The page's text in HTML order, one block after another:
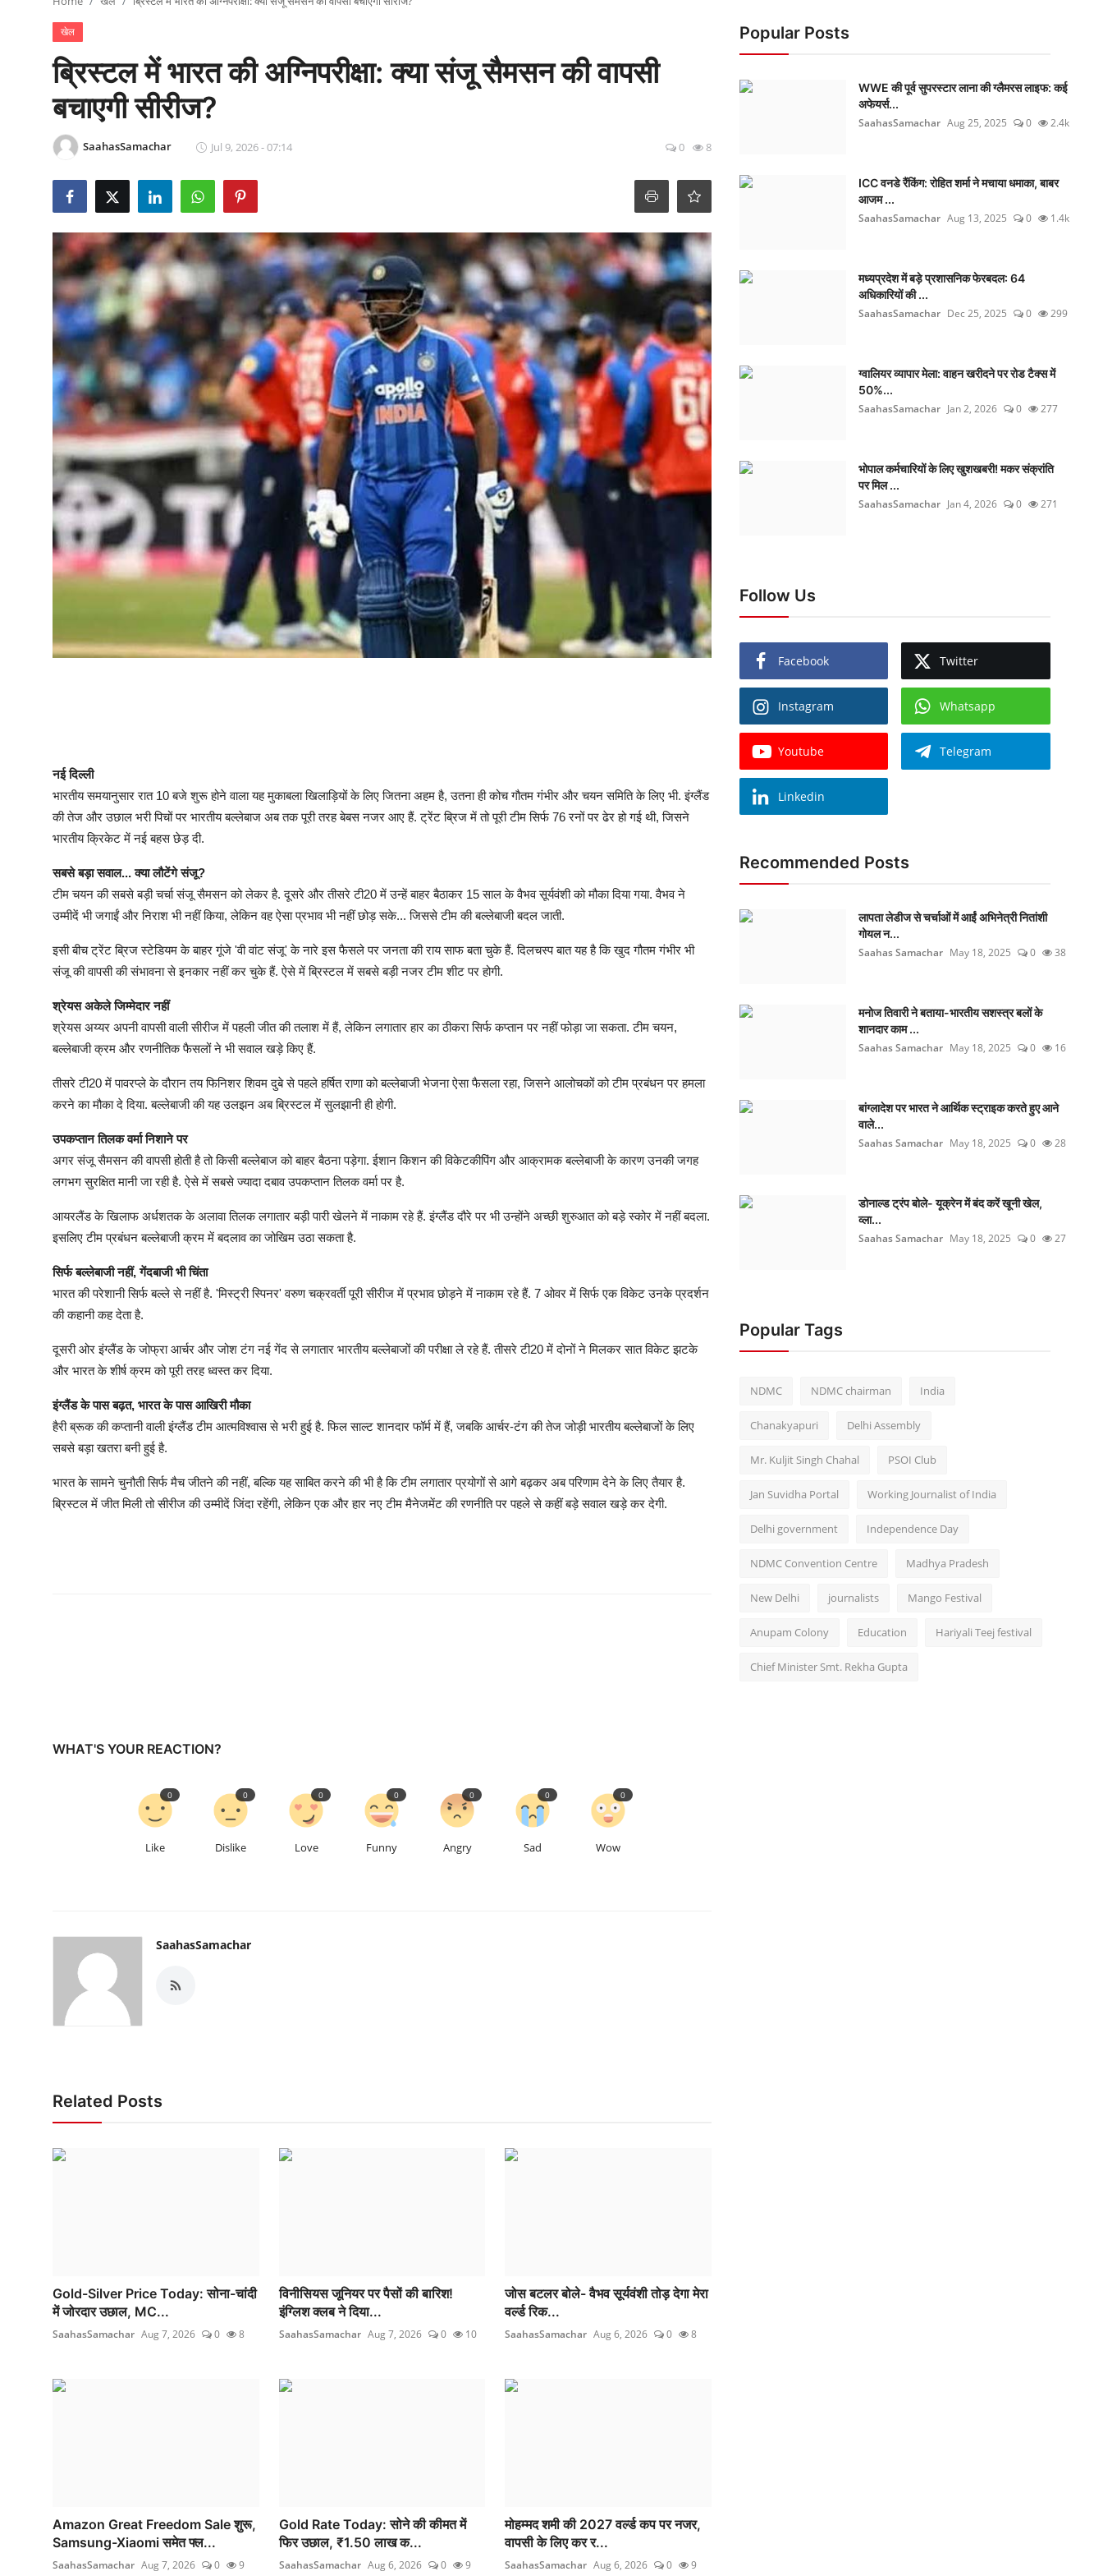
खेल
ब्रिस्टल में भारत की अग्निपरीक्षा: क्या संजू सैमसन की वापसी
बचाएगी सीरीज?
SaahasSamachar Jul 9, 2026 - 07:14 0 8
नई दिल्ली
भारतीय समयानुसार रात 10 बजे शुरू होने वाला यह मुकाबला खिलाड़ियों के लिए जितना अहम है, उतना ही कोच गौतम गंभीर और चयन समिति के लिए भी. इंग्लैंड
की तेज और उछाल भरी पिचों पर भारतीय बल्लेबाज अब तक पूरी तरह बेबस नजर आए हैं. ट्रेंट ब्रिज में तो पूरी टीम सिर्फ 76 रनों पर ढेर हो गई थी, जिसने
भारतीय क्रिकेट में नई बहस छेड़ दी.
सबसे बड़ा सवाल... क्या लौटेंगे संजू?
टीम चयन की सबसे बड़ी चर्चा संजू सैमसन को लेकर है. दूसरे और तीसरे टी20 में उन्हें बाहर बैठाकर 15 साल के वैभव सूर्यवंशी को मौका दिया गया. वैभव ने
उम्मीदें भी जगाईं और निराश भी नहीं किया, लेकिन वह ऐसा प्रभाव भी नहीं छोड़ सके... जिससे टीम की बल्लेबाजी बदल जाती.
इसी बीच ट्रेंट ब्रिज स्टेडियम के बाहर गूंजे 'वी वांट संजू' के नारे इस फैसले पर जनता की राय साफ बता चुके हैं. दिलचस्प बात यह है कि खुद गौतम गंभीर भी
संजू की वापसी की संभावना से इनकार नहीं कर चुके हैं. ऐसे में ब्रिस्टल में सबसे बड़ी नजर टीम शीट पर होगी.
श्रेयस अकेले जिम्मेदार नहीं
श्रेयस अय्यर अपनी वापसी वाली सीरीज में पहली जीत की तलाश में हैं, लेकिन लगातार हार का ठीकरा सिर्फ कप्तान पर नहीं फोड़ा जा सकता. टीम चयन,
बल्लेबाजी क्रम और रणनीतिक फैसलों ने भी सवाल खड़े किए हैं.
तीसरे टी20 में पावरप्ले के दौरान तय फिनिशर शिवम दुबे से पहले हर्षित राणा को बल्लेबाजी भेजना ऐसा फैसला रहा, जिसने आलोचकों को टीम प्रबंधन पर हमला
करने का मौका दे दिया. बल्लेबाजी की यह उलझन अब ब्रिस्टल में सुलझानी ही होगी.
उपकप्तान तिलक वर्मा निशाने पर
अगर संजू सैमसन की वापसी होती है तो किसी बल्लेबाज को बाहर बैठना पड़ेगा. ईशान किशन की विकेटकीपिंग और आक्रामक बल्लेबाजी के कारण उनकी जगह
लगभग सुरक्षित मानी जा रही है. ऐसे में सबसे ज्यादा दबाव उपकप्तान तिलक वर्मा पर है.
आयरलैंड के खिलाफ अर्धशतक के अलावा तिलक लगातार बड़ी पारी खेलने में नाकाम रहे हैं. इंग्लैंड दौरे पर भी उन्होंने अच्छी शुरुआत को बड़े स्कोर में नहीं बदला.
इसलिए टीम प्रबंधन बल्लेबाजी क्रम में बदलाव का जोखिम उठा सकता है.
सिर्फ बल्लेबाजी नहीं, गेंदबाजी भी चिंता
भारत की परेशानी सिर्फ बल्ले से नहीं है. 'मिस्ट्री स्पिनर' वरुण चक्रवर्ती पूरी सीरीज में प्रभाव छोड़ने में नाकाम रहे हैं. 7 ओवर में सिर्फ एक विकेट उनके प्रदर्शन
की कहानी कह देता है.
दूसरी ओर इंग्लैंड के जोफ्रा आर्चर और जोश टंग नई गेंद से लगातार भारतीय बल्लेबाजों की परीक्षा ले रहे हैं. तीसरे टी20 में दोनों ने मिलकर सात विकेट झटके
और भारत के शीर्ष क्रम को पूरी तरह ध्वस्त कर दिया.
इंग्लैंड के पास बढ़त, भारत के पास आखिरी मौका
हैरी ब्रूक की कप्तानी वाली इंग्लैंड टीम आत्मविश्वास से भरी हुई है. फिल साल्ट शानदार फॉर्म में हैं, जबकि आर्चर-टंग की तेज जोड़ी भारतीय बल्लेबाजों के लिए
सबसे बड़ा खतरा बनी हुई है.
भारत के सामने चुनौती सिर्फ मैच जीतने की नहीं, बल्कि यह साबित करने की भी है कि टीम लगातार प्रयोगों से आगे बढ़कर अब परिणाम देने के लिए तैयार है.
ब्रिस्टल में जीत मिली तो सीरीज की उम्मीदें जिंदा रहेंगी, लेकिन एक और हार नए टीम मैनेजमेंट की रणनीति पर पहले से कहीं बड़े सवाल खड़े कर देगी.
WHAT'S YOUR REACTION?
Like
0
Dislike
0
Love
0
Funny
0
Angry
0
Sad
0
Wow
0
SaahasSamachar
Related Posts
Gold-Silver Price Today: सोना-चांदी
में जोरदार उछाल, MC...
SaahasSamachar Aug 7, 2026 0 8
विनीसियस जूनियर पर पैसों की बारिश!
इंग्लिश क्लब ने दिया...
SaahasSamachar Aug 7, 2026 0 10
जोस बटलर बोले- वैभव सूर्यवंशी तोड़ देगा मेरा
वर्ल्ड रिक...
SaahasSamachar Aug 6, 2026 0 8
Amazon Great Freedom Sale शुरू,
Samsung-Xiaomi समेत फ्ल...
SaahasSamachar Aug 7, 2026 0 9
Gold Rate Today: सोने की कीमत में
फिर उछाल, ₹1.50 लाख क...
SaahasSamachar Aug 6, 2026 0 9
मोहम्मद शमी की 2027 वर्ल्ड कप पर नजर,
वापसी के लिए कर र...
SaahasSamachar Aug 6, 2026 0 9
Popular Posts
WWE की पूर्व सुपरस्टार लाना की ग्लैमरस लाइफ: कई
अफेयर्स...
SaahasSamachar Aug 25, 2025 0 2.4k
ICC वनडे रैंकिंग: रोहित शर्मा ने मचाया धमाका, बाबर
आजम ...
SaahasSamachar Aug 13, 2025 0 1.4k
मध्यप्रदेश में बड़े प्रशासनिक फेरबदल: 64
अधिकारियों की ...
SaahasSamachar Dec 25, 2025 0 299
ग्वालियर व्यापार मेला: वाहन खरीदने पर रोड टैक्स में
50%...
SaahasSamachar Jan 2, 2026 0 277
भोपाल कर्मचारियों के लिए खुशखबरी! मकर संक्रांति
पर मिल ...
SaahasSamachar Jan 4, 2026 0 271
Follow Us
Facebook Twitter
Instagram Whatsapp
Youtube Telegram
Linkedin
Recommended Posts
लापता लेडीज से चर्चाओं में आईं अभिनेत्री नितांशी
गोयल न...
Saahas Samachar May 18, 2025 0 38
मनोज तिवारी ने बताया-भारतीय सशस्त्र बलों के
शानदार काम ...
Saahas Samachar May 18, 2025 0 16
बांग्लादेश पर भारत ने आर्थिक स्ट्राइक करते हुए आने
वाले...
Saahas Samachar May 18, 2025 0 28
डोनाल्ड ट्रंप बोले- यूक्रेन में बंद करें खूनी खेल,
व्ला...
Saahas Samachar May 18, 2025 0 27
Popular Tags
NDMC NDMC chairman India
Chanakyapuri Delhi Assembly
Mr. Kuljit Singh Chahal PSOI Club
Jan Suvidha Portal Working Journalist of India
Delhi government Independence Day
NDMC Convention Centre Madhya Pradesh
New Delhi journalists Mango Festival
Anupam Colony Education Hariyali Teej festival
Chief Minister Smt. Rekha Gupta